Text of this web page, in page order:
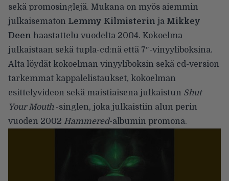
sekä promosinglejä. Mukana on myös aiemmin
julkaisematon Lemmy Kilmisterin ja Mikkey
Deen haastattelu vuodelta 2004. Kokoelma
julkaistaan sekä tupla-cd:nä että 7″-vinyyliboksina.
Alta löydät kokoelman vinyyliboksin sekä cd-version
tarkemmat kappalelistaukset, kokoelman
esittelyvideon sekä maistiaisena julkaistun Shut
Your Mouth -singlen, joka julkaistiin alun perin
vuoden 2002 Hammered-albumin promona.